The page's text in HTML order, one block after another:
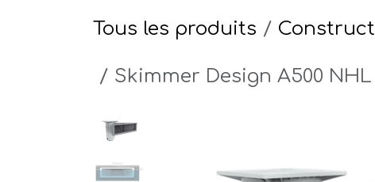
Tous les produits
Skimmer Design A500